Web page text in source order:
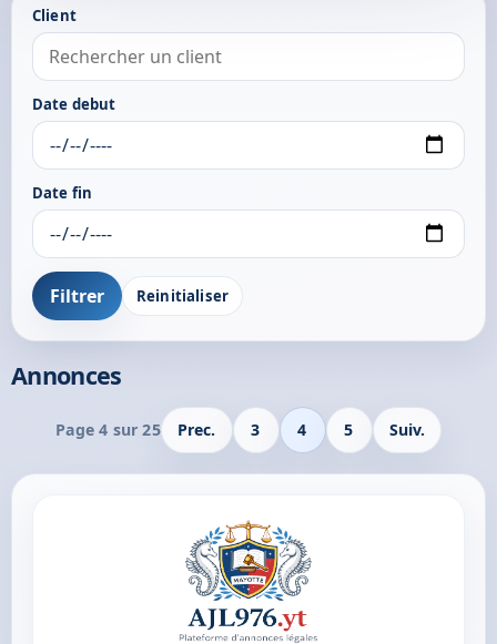
Client
Date debut
Date fin
Filtrer Reinitialiser
Annonces
Page 4 sur 25 Prec. 3 4 5 Suiv.